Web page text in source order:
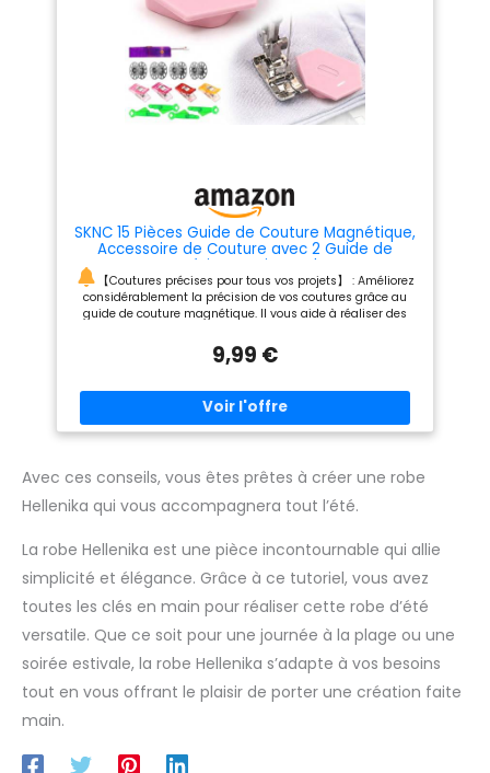
au bureau, compatible avec
différents types de tissus et
projets créatifs
SKNC 15 Pièces Guide de Couture Magnétique,
Accessoire de Couture avec 2 Guide de
Couture Magnétique,4 Pinces de Couture,4
Canette Machine a Coudre,4 Enfile-Aiguilles,1
Découseurs
【Coutures précises pour tous vos projets】 : Améliorez
considérablement la précision de vos coutures grâce au
guide de couture magnétique. Il vous aide à réaliser des
les bords, les lignes droites et même les coutures courbes.
【Fixation magnétique puissante】 : Le guide de
machine à coudre et reste fermement en place, même avec
constante et réduit efficacement les erreurs de couture.
magnétique s’installe, se repositionne et se retire
rapidement. Il convient à différents types de tissus comme
le denim, le coton et la soie, et est compatible avec la
industrielles.
【Robuste, durable et pratique】 : Fabriqué
en acier inoxydable de haute qualité et en matériau
magnétique puissant, le guide de couture est stable,
résistant à l'usure et adapté à un usage régulier. Un
accessoire pratique pour les débutants, les couturiers
amateurs et les couturiers expérimentés
【Kit
d'accessoires complet】 : Chaque kit comprend 2 guides de
couture magnétiques, 4 pinces à couture, 4 canettes, 4
vos besoins de couture, à la maison, à l'école ou en atelier.
9,99 €
Avec ces conseils, vous êtes prêtes à créer une robe
Hellenika qui vous accompagnera tout l’été.
La robe Hellenika est une pièce incontournable qui allie
simplicité et élégance. Grâce à ce tutoriel, vous avez
toutes les clés en main pour réaliser cette robe d’été
versatile. Que ce soit pour une journée à la plage ou une
soirée estivale, la robe Hellenika s’adapte à vos besoins
tout en vous offrant le plaisir de porter une création faite
main.